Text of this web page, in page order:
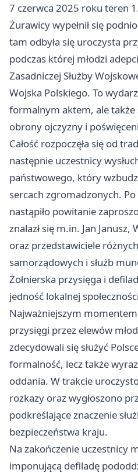
7 czerwca 2025 roku teren
Żurawicy wypełnił się
tam odbyła się uroczysta
podczas której młodzi
Zasadniczej Służby
Wojska Polskiego. To
formalnym aktem, ale
obrony ojczyzny i
Całość rozpoczęła się od
następnie uczestnicy
państwowego, który
sercach zgromadzonych.
nastąpiło powitanie
znalazł się m.in. Jan
oraz przedstawiciele
samorządowych i służb
Żołnierska przysięga i
jedność lokalnej społeczności
Najważniejszym momentem
przysięgi przez elewów
zdecydowali się służyć
formalność, lecz także
oddania. W trakcie
rozkazy oraz wygłoszono
podkreślające znaczenie
bezpieczeństwa kraju.
Na zakończenie uczestnicy
imponującą defiladę